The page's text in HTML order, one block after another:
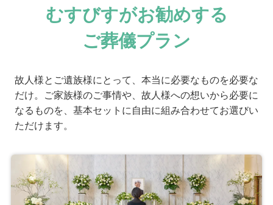
むすびすがお勧めする
ご葬儀プラン
故人様とご遺族様にとって、本当に必要なものを必要な
だけ。ご家族様のご事情や、故人様への想いから必要に
なるものを、基本セットに自由に組み合わせてお選びい
ただけます。